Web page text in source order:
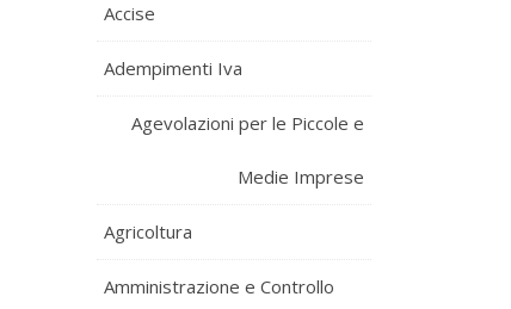
Accise
Adempimenti Iva
Agevolazioni per le Piccole e
Medie Imprese
Agricoltura
Amministrazione e Controllo